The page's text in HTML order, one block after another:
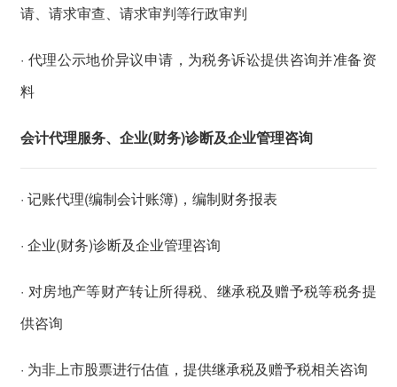
请、请求审查、请求审判等行政审判
· 代理公示地价异议申请，为税务诉讼提供咨询并准备资
料
会计代理服务、企业(财务)诊断及企业管理咨询
· 记账代理(编制会计账簿)，编制财务报表
· 企业(财务)诊断及企业管理咨询
· 对房地产等财产转让所得税、继承税及赠予税等税务提
供咨询
· 为非上市股票进行估值，提供继承税及赠予税相关咨询